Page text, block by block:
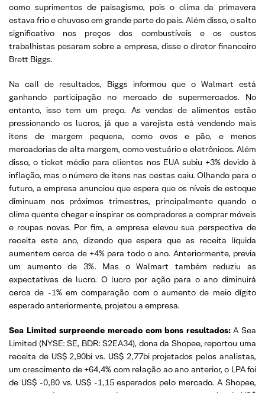
como suprimentos de paisagismo, pois o clima da primavera
estava frio e chuvoso em grande parte do país. Além disso, o salto
significativo nos preços dos combustíveis e os custos
trabalhistas pesaram sobre a empresa, disse o diretor financeiro
Brett Biggs.
Na call de resultados, Biggs informou que o Walmart está
ganhando participação no mercado de supermercados. No
entanto, isso tem um preço. As vendas de alimentos estão
pressionando os lucros, já que a varejista está vendendo mais
itens de margem pequena, como ovos e pão, e menos
mercadorias de alta margem, como vestuário e eletrônicos. Além
disso, o ticket médio para clientes nos EUA subiu +3% devido à
inflação, mas o número de itens nas cestas caiu. Olhando para o
futuro, a empresa anunciou que espera que os níveis de estoque
diminuam nos próximos trimestres, principalmente quando o
clima quente chegar e inspirar os compradores a comprar móveis
e roupas novas. Por fim, a empresa elevou sua perspectiva de
receita este ano, dizendo que espera que as receita líquida
aumentem cerca de +4% para todo o ano. Anteriormente, previa
um aumento de 3%. Mas o Walmart também reduziu as
expectativas de lucro. O lucro por ação para o ano diminuirá
cerca de -1% em comparação com o aumento de meio dígito
esperado anteriormente, projetou a empresa.
Sea Limited surpreende mercado com bons resultados:A Sea
Limited (NYSE: SE, BDR: S2EA34), dona da Shopee, reportou uma
receita de US$ 2,90bi vs. US$ 2,77bi projetados pelos analistas,
um crescimento de +64,4% com relação ao ano anterior, o LPA foi
de US$ -0,80 vs. US$ -1,15 esperados pelo mercado. A Shopee,